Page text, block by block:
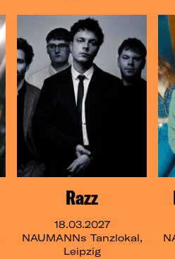
Razz
18.03.2027
NAUMANNs Tanzlokal,
Leipzig